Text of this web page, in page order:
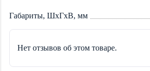
Габариты, ШхГхВ, мм
Нет отзывов об этом товаре.